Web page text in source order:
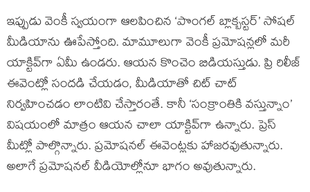
ఇప్పుడు వెంకీ స్వయంగా ఆలపించిన ‘పొంగల్ బ్లాక్బస్టర్’ సోషల్
మీడియాను ఊపేస్తోంది. మామూలుగా వెంకీ ప్రమోషన్లలో మరీ
యాక్టివ్‌గా ఏమీ ఉండరు. ఆయన కొంచెం బిడియస్తుడు. ప్రి రిలీజ్
ఈవెంట్లో సందడి చేయడం, మీడియాతో చిట్ చాట్
నిర్వహించడం లాంటివి చేస్తారంతే. కానీ ‘సంక్రాంతికి వస్తున్నాం’
విషయంలో మాత్రం ఆయన చాలా యాక్టివ్‌గా ఉన్నారు. ప్రెస్
మీట్లో పాల్గొన్నారు. ప్రమోషనల్ ఈవెంట్లకు హాజరవుతున్నారు.
అలాగే ప్రమోషనల్ వీడియోల్లోనూ భాగం అవుతున్నారు.